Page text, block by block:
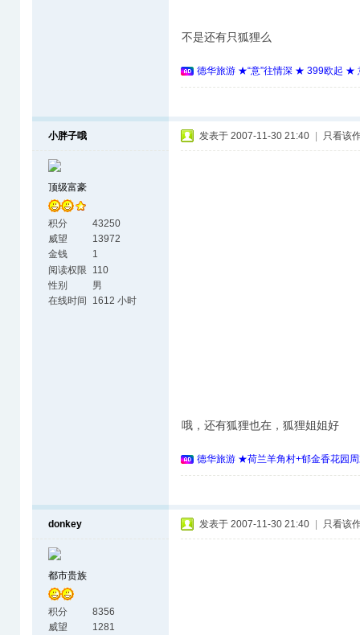
不是还有只狐狸么
德华旅游 ★“意”往情深 ★ 399欧起 ★
小胖子哦
顶级富豪
积分
43250
威望
13972
金钱
1
阅读权限
110
性别
男
在线时间
1612 小时
发表于 2007-11-30 21:40 只看该
哦，还有狐狸也在，狐狸姐姐好
德华旅游 ★荷兰羊角村+郁金香花园
donkey
都市贵族
积分
8356
威望
1281
发表于 2007-11-30 21:40 只看该